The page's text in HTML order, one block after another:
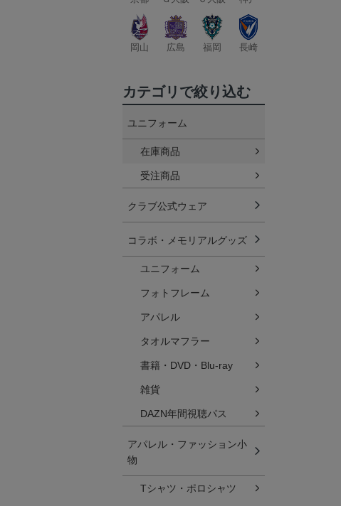
岡山 広島 福岡 長崎
カテゴリで絞り込む
ユニフォーム
在庫商品
受注商品
クラブ公式ウェア
コラボ・メモリアルグッズ
ユニフォーム
フォトフレーム
アパレル
タオルマフラー
書籍・DVD・Blu-ray
雑貨
DAZN年間視聴パス
アパレル・ファッション小
物
Tシャツ・ポロシャツ